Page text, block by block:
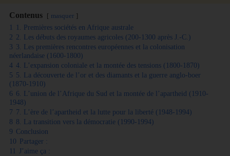
Contenus masquer
1
1. Premières sociétés en Afrique australe
2 2. Les débuts des royaumes agricoles (200-1300 après J.-C.)
3 3. Les premières rencontres européennes et la colonisation
néerlandaise (1600-1800)
4 4. L’expansion coloniale et la montée des tensions (1800-1870)
5 5. La découverte de l’or et des diamants et la guerre anglo-boer
(1870-1910)
6 6. L’union de l’Afrique du Sud et la montée de l’apartheid (1910-
1948)
7 7. L’ère de l’apartheid et la lutte pour la liberté (1948-1994)
8 8. La transition vers la démocratie (1990-1994)
9 Conclusion
10 Partager :
11
J’aime ça :